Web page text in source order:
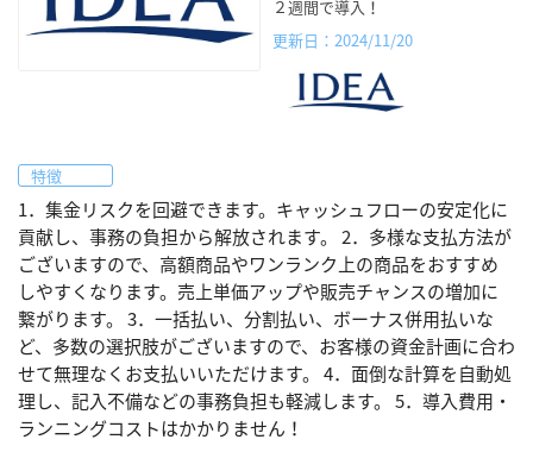
２週間で導入！
更新日：2024/11/20
特徴
1．集金リスクを回避できます。キャッシュフローの安定化に
貢献し、事務の負担から解放されます。 2．多様な支払方法が
ございますので、高額商品やワンランク上の商品をおすすめ
しやすくなります。売上単価アップや販売チャンスの増加に
繋がります。 3．一括払い、分割払い、ボーナス併用払いな
ど、多数の選択肢がございますので、お客様の資金計画に合わ
せて無理なくお支払いいただけます。 4．面倒な計算を自動処
理し、記入不備などの事務負担も軽減します。 5．導入費用・
ランニングコストはかかりません！